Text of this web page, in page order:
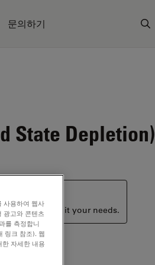
문의하기
State Depletion)
that may suit your needs.
사용하여 웹사
광고와 콘텐츠
를 측정합니
링크 참조). 웹
자세한 내용